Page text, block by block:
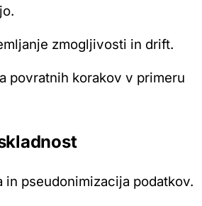
zmogljivosti in drift.
povratnih korakov v primeru
in pseudonimizacija podatkov.